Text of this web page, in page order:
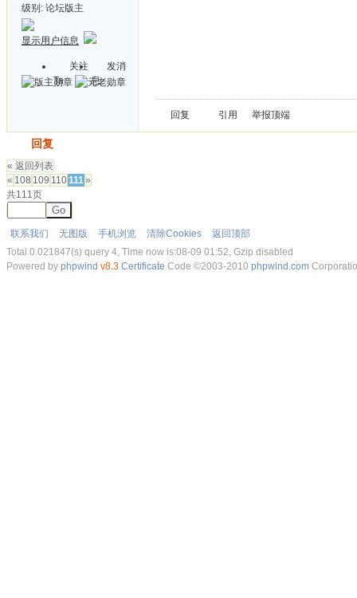
级别: 论坛版主
显示用户信息
关注
Ta
发消
息
回复 引用 举报顶端
回复
« 返回列表
« 108 109 110111»
共111页
Go
联系我们 无图版 手机浏览 清除Cookies
返回顶部
Total 0.021847(s) query 4, Time now is:08-09 01:52, Gzip disabled
Powered by phpwind v8.3 Certificate Code ©2003-2010 phpwind.com